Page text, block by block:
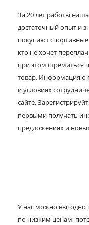
За 20 лет работы
достаточный опыт и
покупают
кто не хочет
при этом стремиться
товар. Информация о
и условиях
сайте.
первыми получать
предложениях и
У нас можно выгодно
по низким ценам,